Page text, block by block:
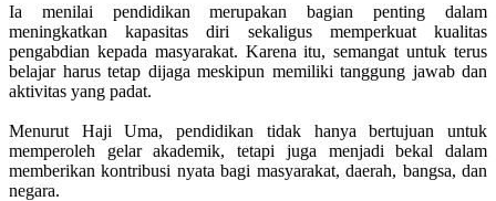
Ia menilai pendidikan merupakan bagian penting dalam
meningkatkan kapasitas diri sekaligus memperkuat kualitas
pengabdian kepada masyarakat. Karena itu, semangat untuk terus
belajar harus tetap dijaga meskipun memiliki tanggung jawab dan
aktivitas yang padat.
Menurut Haji Uma, pendidikan tidak hanya bertujuan untuk
memperoleh gelar akademik, tetapi juga menjadi bekal dalam
memberikan kontribusi nyata bagi masyarakat, daerah, bangsa, dan
negara.